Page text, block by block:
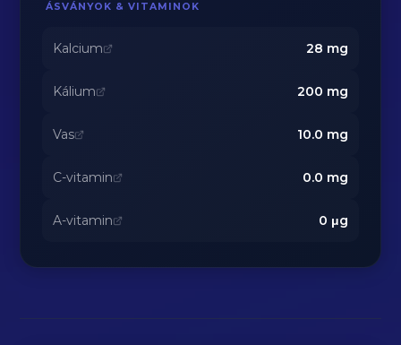
ÁSVÁNYOK & VITAMINOK
Kalcium 28 mg
Kálium 200 mg
Vas 10.0 mg
C-vitamin 0.0 mg
A-vitamin 0 μg